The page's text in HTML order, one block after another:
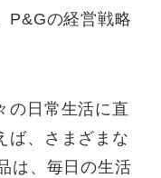
P&Gの経営戦略
の日常生活に直
ば、さまざまな
は、毎日の生活